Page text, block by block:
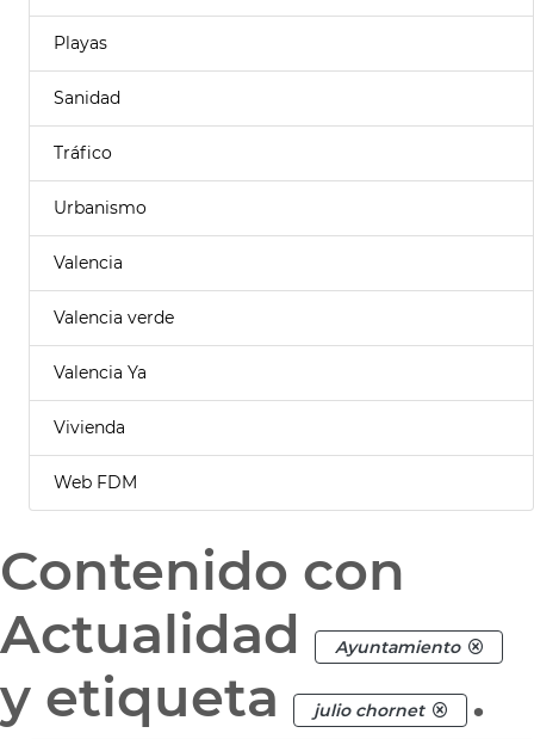
Playas
Sanidad
Tráfico
Urbanismo
Valencia
Valencia verde
Valencia Ya
Vivienda
Web FDM
Contenido con
Actualidad
Ayuntamiento
y etiqueta julio chornet .